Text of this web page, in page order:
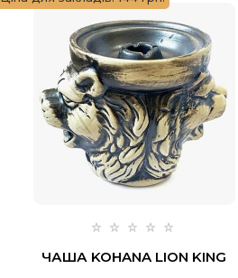
ЧАША KOHANA LION KING